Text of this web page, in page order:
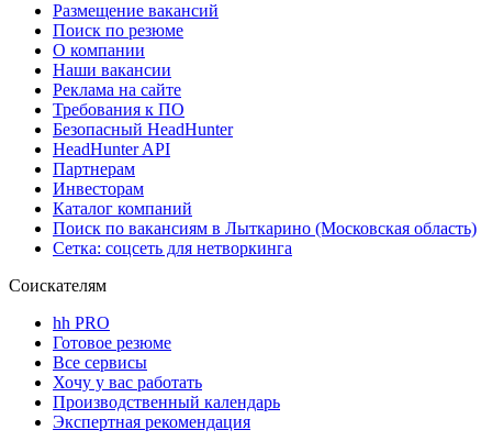
Размещение вакансий
Поиск по резюме
О компании
Наши вакансии
Реклама на сайте
Требования к ПО
Безопасный HeadHunter
HeadHunter API
Партнерам
Инвесторам
Каталог компаний
Поиск по вакансиям в Лыткарино (Московская область)
Сетка: соцсеть для нетворкинга
Соискателям
hh PRO
Готовое резюме
Все сервисы
Хочу у вас работать
Производственный календарь
Экспертная рекомендация